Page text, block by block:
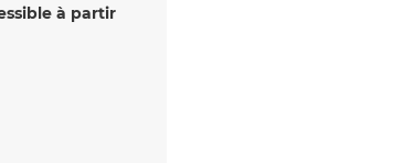
à partir